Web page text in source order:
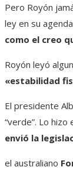
Pero Royón
ley en su
como el creo
Royón leyó
«estabilidad
El presidente
“verde”. Lo
envió la
el australiano